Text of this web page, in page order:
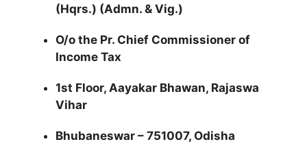
(Hqrs.) (Admn. & Vig.)
O/o the Pr. Chief Commissioner of
Income Tax
1st Floor, Aayakar Bhawan, Rajaswa
Vihar
Bhubaneswar – 751007, Odisha